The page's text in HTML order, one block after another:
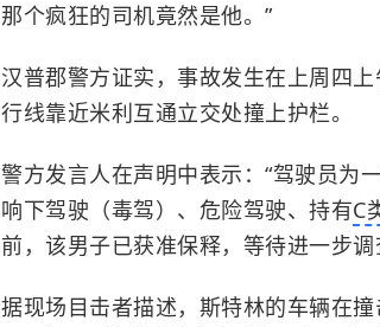
那个疯狂的司机竟然是他。”
汉普郡警方证实，事故发生在上周四
行线靠近米利互通立交处撞上护栏。
警方发言人在声明中表示：“驾驶员为
响下驾驶（毒驾）、危险驾驶、持有C
前，该男子已获准保释，等待进一步调
据现场目击者描述，斯特林的车辆在